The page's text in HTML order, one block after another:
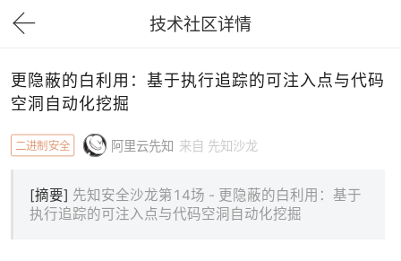
技术社区详情
下拉刷新
更隐蔽的白利用：基于执行追踪的可注入点与代码
空洞自动化挖掘
二进制安全 阿里云先知 来自 先知沙龙
[摘要] 先知安全沙龙第14场 - 更隐蔽的白利用：基于
执行追踪的可注入点与代码空洞自动化挖掘